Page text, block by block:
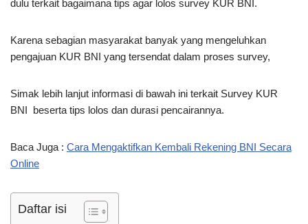
dulu terkait bagaimana tips agar lolos survey KUR BNI.
Karena sebagian masyarakat banyak yang mengeluhkan
pengajuan KUR BNI yang tersendat dalam proses survey,
Simak lebih lanjut informasi di bawah ini terkait Survey KUR
BNI beserta tips lolos dan durasi pencairannya.
Baca Juga : Cara Mengaktifkan Kembali Rekening BNI Secara
Online
Daftar isi